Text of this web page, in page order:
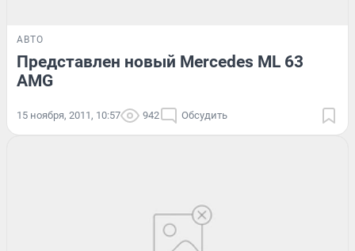
АВТО
Представлен новый Mercedes ML 63
AMG
15 ноября, 2011, 10:57 942 Обсудить